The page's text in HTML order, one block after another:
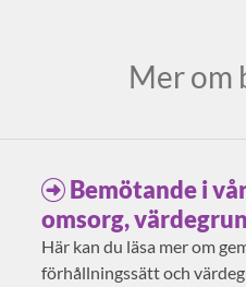
Mer om
Bemötande i
omsorg,
Här kan du läsa mer om
förhållningssätt och